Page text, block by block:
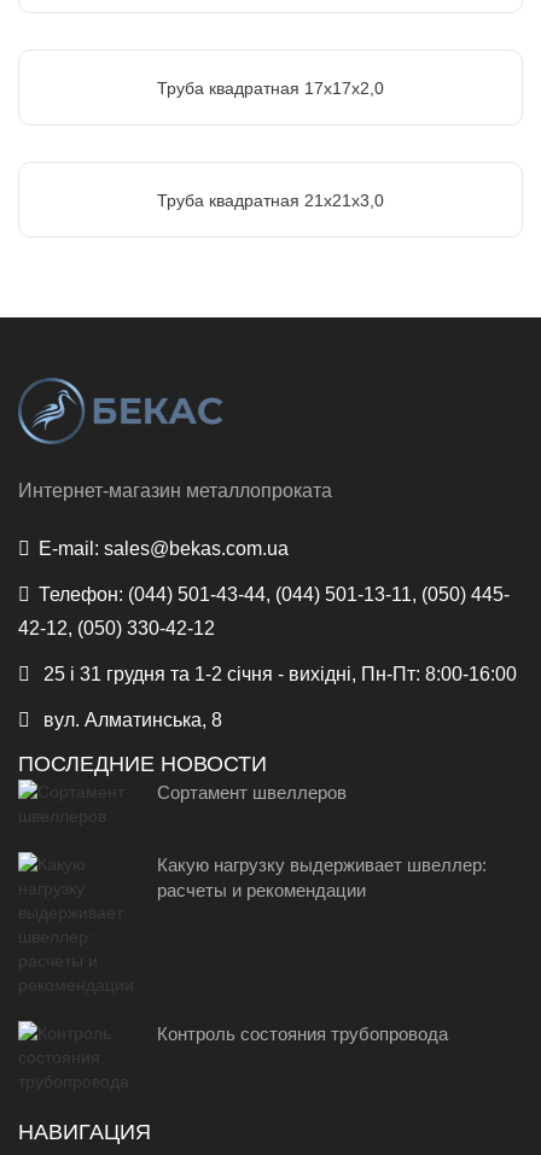
Труба квадратная 17х17х2,0
Труба квадратная 21х21х3,0
Интернет-магазин металлопроката
E-mail: sales@bekas.com.ua
Телефон: (044) 501-43-44, (044) 501-13-11, (050) 445-
42-12, (050) 330-42-12
25 і 31 грудня та 1-2 січня - вихідні, Пн-Пт: 8:00-16:00
вул. Алматинська, 8
ПОСЛЕДНИЕ НОВОСТИ
Сортамент швеллеров
Какую нагрузку выдерживает швеллер:
расчеты и рекомендации
Контроль состояния трубопровода
НАВИГАЦИЯ